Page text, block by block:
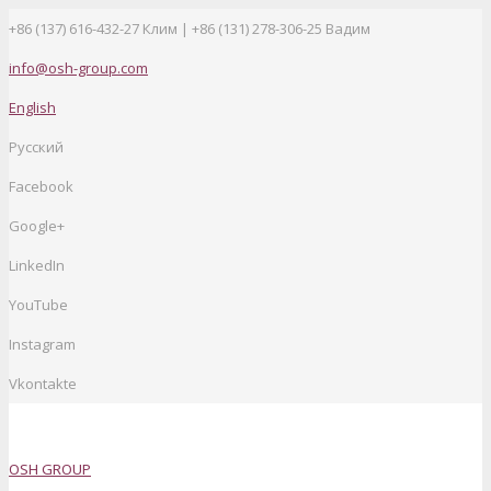
+86 (137) 616-432-27 Клим | +86 (131) 278-306-25 Вадим
info@osh-group.com
English
Русский
Facebook
Google+
LinkedIn
YouTube
Instagram
Vkontakte
OSH GROUP